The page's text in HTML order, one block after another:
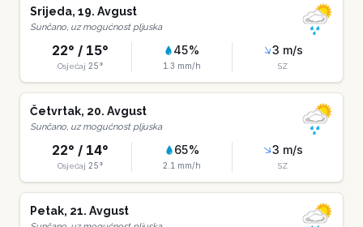
Srijeda, 19. Avgust
Sunčano, uz mogućnost pljuska
22° / 15°
Osjećaj 25°
45%
1.3 mm/h
3 m/s
SZ
Četvrtak, 20. Avgust
Sunčano, uz mogućnost pljuska
22° / 14°
Osjećaj 25°
65%
2.1 mm/h
3 m/s
SZ
Petak, 21. Avgust